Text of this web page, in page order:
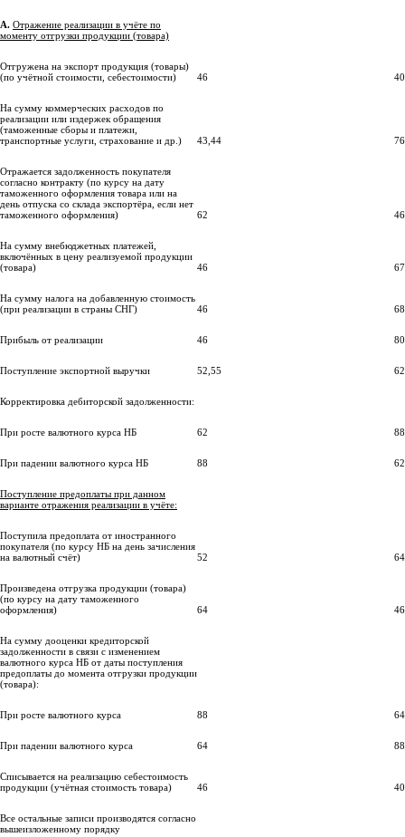
А. Отражение реализации в учёте по
моменту отгрузки продукции (товара)
Отгружена на экспорт продукция (товары)
(по учётной стоимости, себестоимости)
46
На сумму коммерческих расходов по
реализации или издержек обращения
(таможенные сборы и платежи,
транспортные услуги, страхование и др.)
43,44
Отражается задолженность покупателя
согласно контракту (по курсу на дату
таможенного оформления товара или на
день отпуска со склада экспортёра, если нет
таможенного оформления)
62 46
На сумму внебюджетных платежей,
включённых в цену реализуемой продукции
(товара)
46 67
На сумму налога на добавленную стоимость
(при реализации в страны СНГ)
46 68
Прибыль от реализации 46 80
Поступление экспортной выручки 52,55 62
Корректировка дебиторской задолженности:
При росте валютного курса НБ 62 88
При падении валютного курса НБ 88 62
Поступление предоплаты при данном
варианте отражения реализации в учёте:
Поступила предоплата от иностранного
покупателя (по курсу НБ на день зачисления
на валютный счёт)
52 64
Произведена отгрузка продукции (товара)
(по курсу на дату таможенного
оформления)
64 46
На сумму дооценки кредиторской
задолженности в связи с изменением
валютного курса НБ от даты поступления
предоплаты до момента отгрузки продукции
(товара):
При росте валютного курса 88 64
При падении валютного курса 64 88
Списывается на реализацию себестоимость
продукции (учётная стоимость товара)
46
Все остальные записи производятся согласно
вышеизложенному порядку